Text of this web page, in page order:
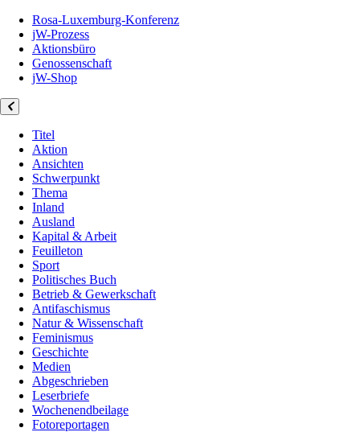
Rosa-Luxemburg-Konferenz
jW-Prozess
Aktionsbüro
Genossenschaft
jW-Shop
Titel
Aktion
Ansichten
Schwerpunkt
Thema
Inland
Ausland
Kapital & Arbeit
Feuilleton
Sport
Politisches Buch
Betrieb & Gewerkschaft
Antifaschismus
Natur & Wissenschaft
Feminismus
Geschichte
Medien
Abgeschrieben
Leserbriefe
Wochenendbeilage
Fotoreportagen